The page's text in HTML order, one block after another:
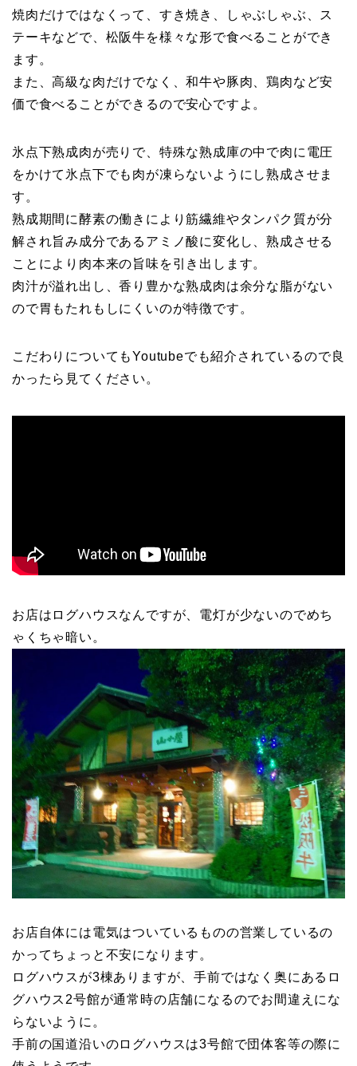
焼肉だけではなくって、すき焼き、しゃぶしゃぶ、ス
テーキなどで、松阪牛を様々な形で食べることができ
ます。
また、高級な肉だけでなく、和牛や豚肉、鶏肉など安
価で食べることができるので安心ですよ。
氷点下熟成肉が売りで、特殊な熟成庫の中で肉に電圧
をかけて氷点下でも肉が凍らないようにし熟成させま
す。
熟成期間に酵素の働きにより筋繊維やタンパク質が分
解され旨み成分であるアミノ酸に変化し、熟成させる
ことにより肉本来の旨味を引き出します。
肉汁が溢れ出し、香り豊かな熟成肉は余分な脂がない
ので胃もたれもしにくいのが特徴です。
こだわりについてもYoutubeでも紹介されているので良
かったら見てください。
お店はログハウスなんですが、電灯が少ないのでめち
ゃくちゃ暗い。
お店自体には電気はついているものの営業しているの
かってちょっと不安になります。
ログハウスが3棟ありますが、手前ではなく奥にあるロ
グハウス2号館が通常時の店舗になるのでお間違えにな
らないように。
手前の国道沿いのログハウスは3号館で団体客等の際に